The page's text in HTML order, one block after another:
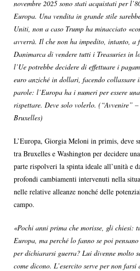
novembre 2025 sono stati acquistati per
Europa. Una vendita in grande stile
Uniti, non a caso Trump ha minacciato
avverrà. Il che non ha impedito, intanto, a
Danimarca di vendere tutti i Treasuries in
l’Ue potrebbe decidere di effettuare i
euro anziché in dollari, facendo
parole: l’Europa ha i numeri per essere
rispettare. Deve solo volerlo. (“Avvenire”
Bruxelles)
L’Europa, Giorgia Meloni in primis, deve
tra Bruxelles e Washington per decidere
parte rispolveri la spinta ideale all’unità e
profondi cambiamenti intervenuti nella
nelle relative alleanze nonché delle
campo.
«Pochi anni prima che morisse, gli chiesi:
Europa, ma perché lo fanno se poi
per dichiararsi guerra? Lui divenne molto
come dicono. L’esercito serve per non